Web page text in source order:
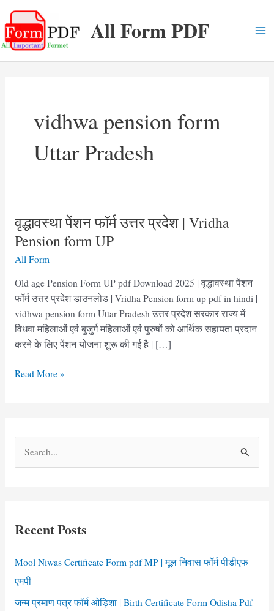
to
content
All Form PDF
vidhwa pension form
Uttar Pradesh
वृद्धावस्था पेंशन फॉर्म उत्तर प्रदेश | Vridha
Pension form UP
All Form
Old age Pension Form UP pdf Download 2025 | वृद्धावस्था पेंशन
फॉर्म उत्तर प्रदेश डाउनलोड | Vridha Pension form up pdf in hindi |
vidhwa pension form Uttar Pradesh उत्तर प्रदेश सरकार राज्य में
विधवा महिलाओं एवं बुजुर्ग महिलाओं एवं पुरुषों को आर्थिक सहायता प्रदान
करने के लिए पेंशन योजना शुरू की गई है | […]
वृद्धावस्था
प्रदेश
Vridha
Read More »
f
o
Recent Posts
Mool Niwas Certificate Form pdf MP | मूल निवास फॉर्म पीडीएफ
एमपी
जन्म प्रमाण पत्र फॉर्म ओड़िशा | Birth Certificate Form Odisha Pdf